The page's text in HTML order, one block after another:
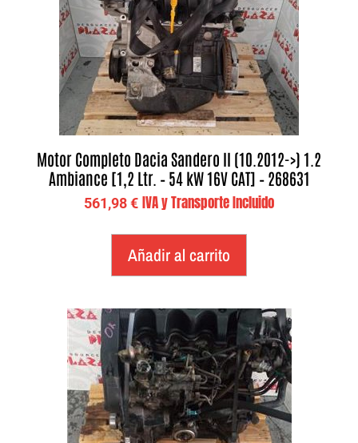
Motor Completo Dacia Sandero II (10.2012->) 1.2
Ambiance [1,2 Ltr. – 54 kW 16V CAT] – 268631
561,98€ IVA y Transporte Incluido
Añadir al carrito